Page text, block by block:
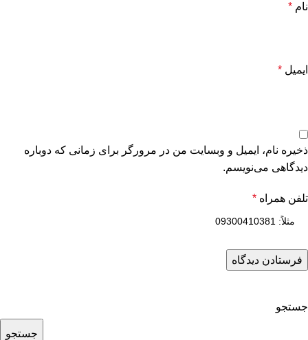
نام *
ایمیل *
ذخیره نام، ایمیل و وبسایت من در مرورگر برای زمانی که دوباره
دیدگاهی می‌نویسم.
تلفن همراه *
جستجو
جستجو